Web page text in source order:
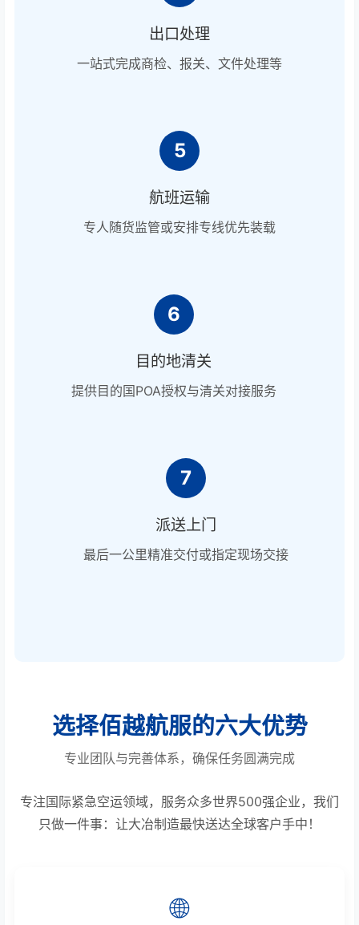
出口处理
一站式完成商检、报关、文件处理等
5
航班运输
专人随货监管或安排专线优先装载
6
目的地清关
提供目的国POA授权与清关对接服务
7
派送上门
最后一公里精准交付或指定现场交接
选择佰越航服的六大优势
专业团队与完善体系，确保任务圆满完成
专注国际紧急空运领域，服务众多世界500强企业，我们
只做一件事：让大冶制造最快送达全球客户手中！
🌐